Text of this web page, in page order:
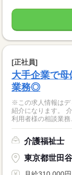
[正社員]
大手企業で
業務◎
※この求人情報はデ
紹介になります。
利用者様の相談業務
介護福祉士
東京都世田